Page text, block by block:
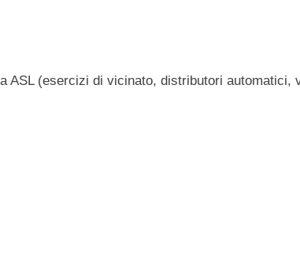
(esercizi di vicinato, distributori automatici,